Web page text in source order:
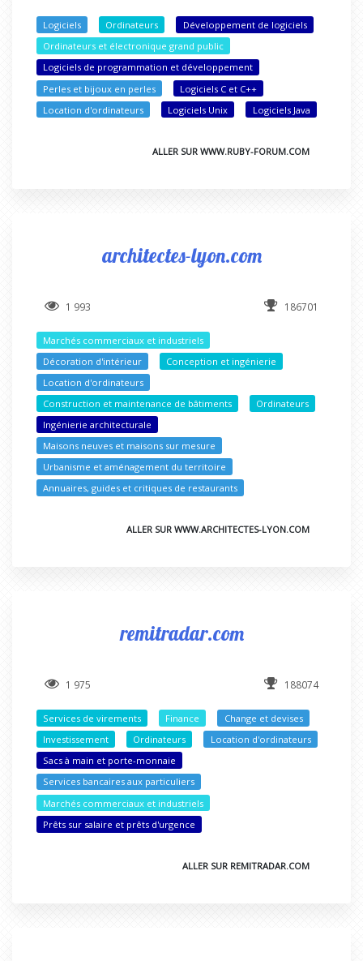
Logiciels Ordinateurs
Développement de logiciels
Ordinateurs et électronique grand public
Logiciels de programmation et développement
Perles et bijoux en perles
Logiciels C et C++
Location d'ordinateurs
Logiciels Unix Logiciels Java
ALLER SUR WWW.RUBY-FORUM.COM
architectes-lyon.com
1 993 186701
Marchés commerciaux et industriels
Décoration d'intérieur
Conception et ingénierie
Location d'ordinateurs
Construction et maintenance de bâtiments
Ordinateurs
Ingénierie architecturale
Maisons neuves et maisons sur mesure
Urbanisme et aménagement du territoire
Annuaires, guides et critiques de restaurants
ALLER SUR WWW.ARCHITECTES-LYON.COM
remitradar.com
1 975 188074
Services de virements Finance
Change et devises
Investissement
Ordinateurs
Location d'ordinateurs
Sacs à main et porte-monnaie
Services bancaires aux particuliers
Marchés commerciaux et industriels
Prêts sur salaire et prêts d'urgence
ALLER SUR REMITRADAR.COM